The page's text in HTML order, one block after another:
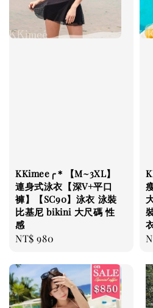
KKimee╭＊【M~3XL】
連身式泳衣【深V+平口
褲】【SC90】泳衣 泳裝
比基尼 bikini 大尺碼 性
感
Regular
NT$ 980